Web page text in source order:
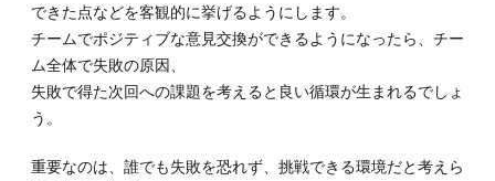
できた点などを客観的に挙げるようにします。
チームでポジティブな意見交換ができるようになったら、チー
ム全体で失敗の原因、
失敗で得た次回への課題を考えると良い循環が生まれるでしょ
う。
重要なのは、誰でも失敗を恐れず、挑戦できる環境だと考えら